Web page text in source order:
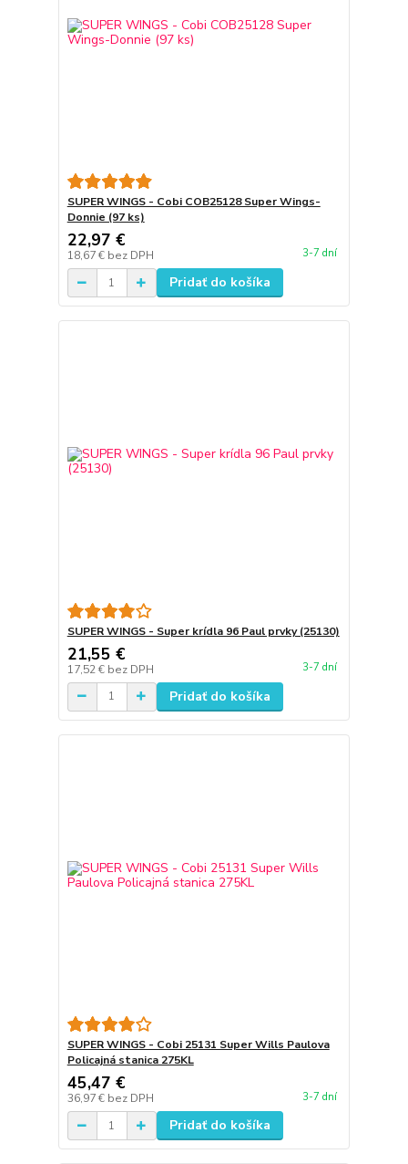
SUPER WINGS - Cobi COB25128 Super Wings-
Donnie (97 ks)
22,97 €
18,67 € bez DPH 3-7 dní
Pridať do košíka
SUPER WINGS - Super krídla 96 Paul prvky (25130)
21,55 €
17,52 € bez DPH 3-7 dní
Pridať do košíka
SUPER WINGS - Cobi 25131 Super Wills Paulova
Policajná stanica 275KL
45,47 €
36,97 € bez DPH 3-7 dní
Pridať do košíka